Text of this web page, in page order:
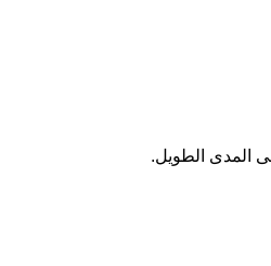
المدى الطويل.